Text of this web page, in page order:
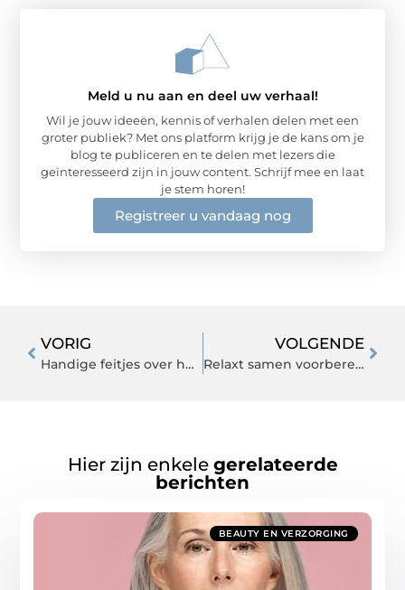
Meld u nu aan en deel uw verhaal!
Wil je jouw ideeën, kennis of verhalen delen met een
groter publiek? Met ons platform krijg je de kans om je
blog te publiceren en te delen met lezers die
geïnteresseerd zijn in jouw content. Schrijf mee en laat
je stem horen!
Registreer u vandaag nog
VORIG
Handige feitjes over het verzwaringsdeken
VOLGENDE
Relaxt samen voorbereiden op de geboorte
Hier zijn enkele gerelateerde
berichten
BEAUTY EN VERZORGING